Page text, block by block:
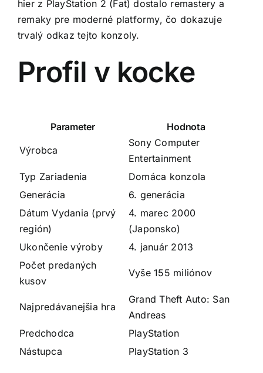
hier z PlayStation 2 (Fat) dostalo remastery a
remaky pre moderné platformy, čo dokazuje
trvalý odkaz tejto konzoly.
Profil v kocke
Parameter
Hodnota
Výrobca
Sony Computer
Entertainment
Typ Zariadenia
Domáca konzola
Generácia
6. generácia
Dátum Vydania (prvý
región)
4. marec 2000
(Japonsko)
Ukončenie výroby
4. január 2013
Počet predaných
kusov
Vyše 155 miliónov
Najpredávanejšia hra
Grand Theft Auto: San
Andreas
Predchodca
PlayStation
Nástupca
PlayStation 3